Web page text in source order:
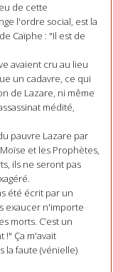
de cette
l'ordre social, est la
Caïphe : "Il est de
avaient cru au lieu
un cadavre, ce qui
de Lazare, ni même
médité,
pauvre Lazare par
et les Prophètes,
ils ne seront pas
été écrit par un
exaucer n'importe
morts. C’est un
!" Ça m'avait
la faute (vénielle)